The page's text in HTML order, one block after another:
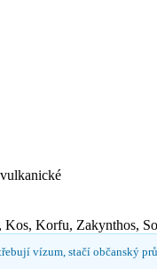
Kos, Korfu, Zakynthos,
vízum, stačí občanský